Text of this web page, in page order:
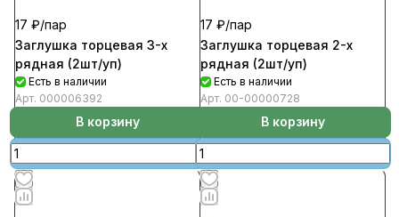
17 ₽/пар
Заглушка торцевая 3-х
рядная (2шт/уп)
Есть в наличии
Арт. 000006392
В корзину
17 ₽/пар
Заглушка торцевая 2-х
рядная (2шт/уп)
Есть в наличии
Арт. 00-00000728
В корзину